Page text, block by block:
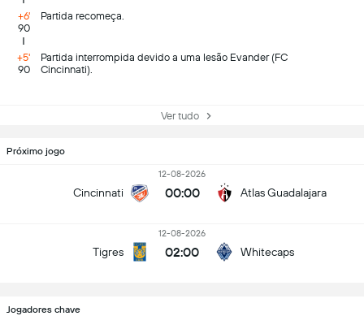
+6'
90
Partida recomeça.
+5'
90
Partida interrompida devido a uma lesão Evander (FC
Cincinnati).
Ver tudo
Próximo jogo
Cincinnati
12-08-2026
00:00 Atlas Guadalajara
Tigres
12-08-2026
02:00 Whitecaps
Jogadores chave